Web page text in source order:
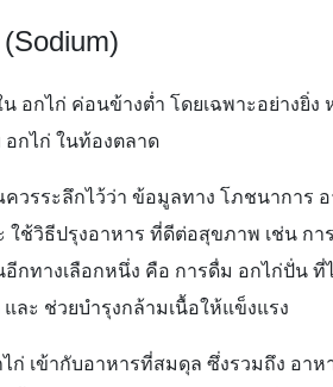
อกไก่ ค่อนข้างต่ำ โดยเฉพาะอย่างยิ่
อกไก่ ในท้องตลาด
วรระลึกไว้ว่า ข้อมูลทาง โภชนาการ
ใช้วิธีปรุงอาหาร ที่ดีต่อสุขภาพ เช่น ก
กทางเลือกหนึ่ง คือ การดื่ม อกไก่ปั่น ที่
ละ ช่วยบำรุงกล้ามเนื้อให้แข็งแรง
ก่ เข้ากับอาหารที่สมดุล ซึ่งรวมถึง อ